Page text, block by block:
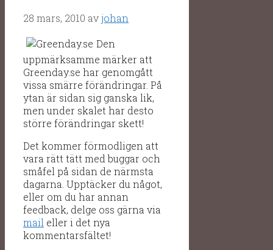
28 mars, 2010 avjohan
Den
uppmärksamme märker att
Greenday.se har genomgått
vissa smärre förändringar. På
ytan är sidan sig ganska lik,
men under skalet har desto
större förändringar skett!
Det kommer förmodligen att
vara rätt tätt med buggar och
småfel på sidan de närmsta
dagarna. Upptäcker du något,
eller om du har annan
feedback, delge oss gärna via
mail eller i det nya
kommentarsfältet!